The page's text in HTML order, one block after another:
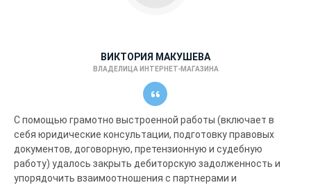
ВИКТОРИЯ МАКУШЕВА
ВЛАДЕЛИЦА ИНТЕРНЕТ-МАГАЗИНА
С помощью грамотно выстроенной работы (включает в
себя юридические консультации, подготовку правовых
документов, договорную, претензионную и судебную
работу) удалось закрыть дебиторскую задолженность и
упорядочить взаимоотношения с партнерами и